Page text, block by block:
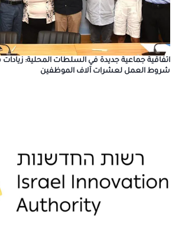
اتفاقية جماعية جديدة في السلطات المحلية:
شروط العمل لعشرات آلاف الموظفين